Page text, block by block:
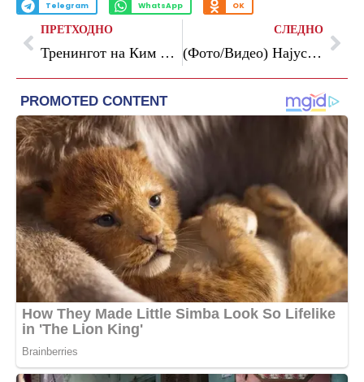
Telegram WhatsApp OK
ПРЕТХОДНО
Тренингот на Ким Кардашијан: Добијте тонирано тело за 10 минути, дома
СЛЕДНО
(Фото/Видео) Најуспешното непо бебе го освои Холивуд: Сите зборуваат за тоа колку е убава